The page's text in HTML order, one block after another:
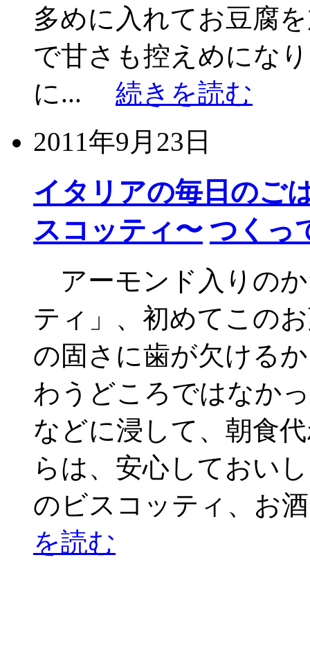
多めに入れてお豆腐
で甘さも控えめにな
に... 続きを読む
2011年9月23日
イタリアの毎日のご
スコッティ〜 つくっ
アーモンド入りの
ティ」、初めてこの
の固さに歯が欠ける
わうどころではなか
などに浸して、朝食
らは、安心しておい
のビスコッティ、お
を読む